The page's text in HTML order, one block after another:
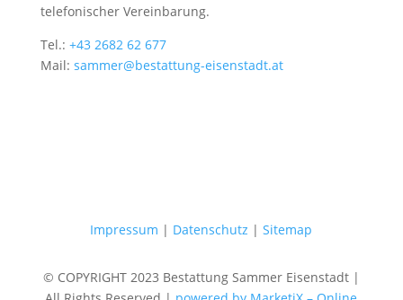
telefonischer Vereinbarung.
Tel.: +43 2682 62 677
Mail: sammer@bestattung-eisenstadt.at
Impressum | Datenschutz |Sitemap
© COPYRIGHT 2023 Bestattung Sammer Eisenstadt |